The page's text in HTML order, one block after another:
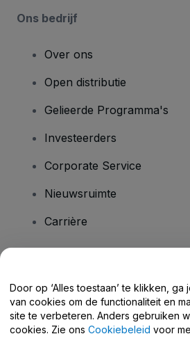
Ons bedrijf
Over ons
Open distributie
Gelieerde Programma's
Investeerders
Corporate Service
Nieuwsruimte
Carrière
Helpcentrum / Neem
Door op ‘Alles toestaan’ te klikken,
van cookies om de functionaliteit en
site te verbeteren. Anders gebruiken
cookies. Zie ons Cookiebeleid voor